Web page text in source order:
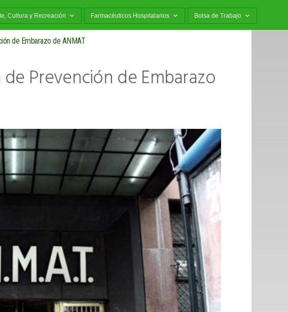
Cultura y Recreación Farmacéuticos Hospitalarios Bolsa de Trabajo
de Embarazo de ANMAT
Prevención de Embarazo